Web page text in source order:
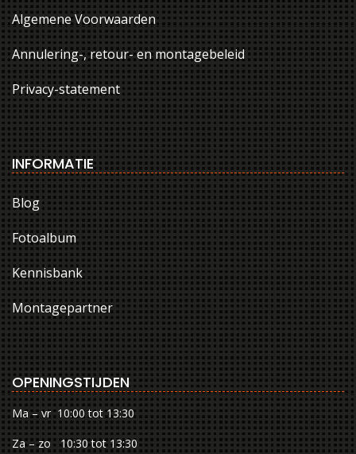
Algemene Voorwaarden
Annulering-, retour- en montagebeleid
Privacy-statement
INFORMATIE
Blog
Fotoalbum
Kennisbank
Montagepartner
OPENINGSTIJDEN
Ma – vr 10:00 tot 13:30
Za – zo 10:30 tot 13:30